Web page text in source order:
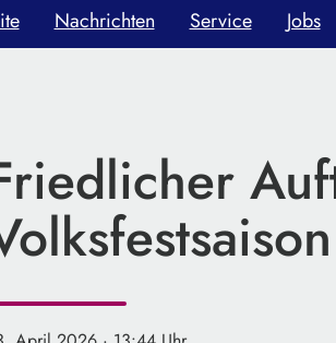
Nachrichten Service Jobs